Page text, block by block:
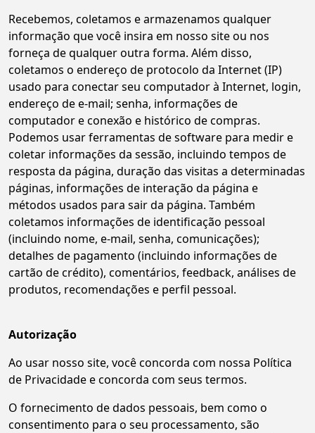
Recebemos, coletamos e armazenamos qualquer
informação que você insira em nosso site ou nos
forneça de qualquer outra forma. Além disso,
coletamos o endereço de protocolo da Internet (IP)
usado para conectar seu computador à Internet, login,
endereço de e-mail; senha, informações de
computador e conexão e histórico de compras.
Podemos usar ferramentas de software para medir e
coletar informações da sessão, incluindo tempos de
resposta da página, duração das visitas a determinadas
páginas, informações de interação da página e
métodos usados para sair da página. Também
coletamos informações de identificação pessoal
(incluindo nome, e-mail, senha, comunicações);
detalhes de pagamento (incluindo informações de
cartão de crédito), comentários, feedback, análises de
produtos, recomendações e perfil pessoal.
Autorização
Ao usar nosso site, você concorda com nossa Política
de Privacidade e concorda com seus termos.
O fornecimento de dados pessoais, bem como o
consentimento para o seu processamento, são